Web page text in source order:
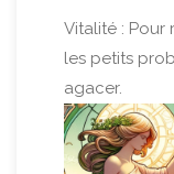
Vitalité : Pour
les petits
agacer.